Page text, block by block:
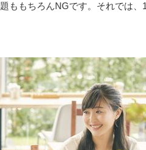
ももちろんNGです。それでは、